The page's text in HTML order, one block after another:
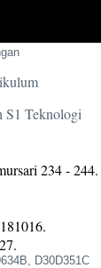
Teknologi
234 - 244.
D30D351C